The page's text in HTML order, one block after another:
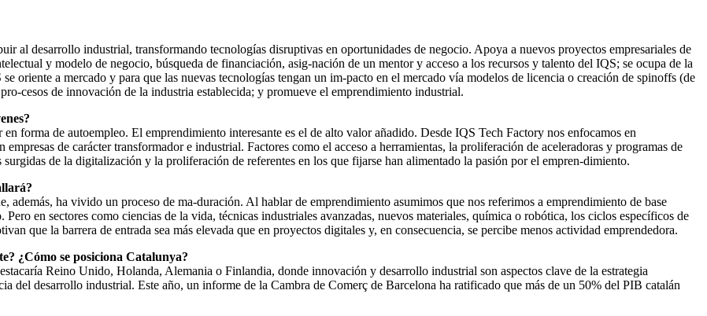
al desarrollo industrial, transformando tecnologías disruptivas en oportunidades de negocio. Apoya a nuevos proyectos empresariales de
y modelo de negocio, búsqueda de financiación, asig-nación de un mentor y acceso a los recursos y talento del IQS; se ocupa de la
oriente a mercado y para que las nuevas tecnologías tengan un im-pacto en el mercado vía modelos de licencia o creación de spinoffs (de
cesos de innovación de la industria establecida; y promueve el emprendimiento industrial.
forma de autoempleo. El emprendimiento interesante es el de alto valor añadido. Desde IQS Tech Factory nos enfocamos en
de carácter transformador e industrial. Factores como el acceso a herramientas, la proliferación de aceleradoras y programas de
de la digitalización y la proliferación de referentes en los que fijarse han alimentado la pasión por el empren-dimiento.
además, ha vivido un proceso de ma-duración. Al hablar de emprendimiento asumimos que nos referimos a emprendimiento de base
en sectores como ciencias de la vida, técnicas industriales avanzadas, nuevos materiales, química o robótica, los ciclos específicos de
que la barrera de entrada sea más elevada que en proyectos digitales y, en consecuencia, se percibe menos actividad emprendedora.
¿Cómo se posiciona Catalunya?
Reino Unido, Holanda, Alemania o Finlandia, donde innovación y desarrollo industrial son aspectos clave de la estrategia
del desarrollo industrial. Este año, un informe de la Cambra de Comerç de Barcelona ha ratificado que más de un 50% del PIB catalán